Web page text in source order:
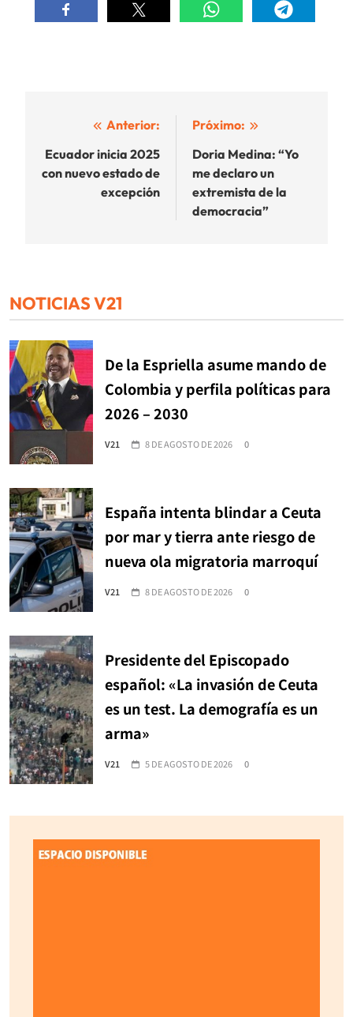
Navegación
de
entradas
Anterior:
Ecuador inicia 2025
con nuevo estado de
excepción
Próximo:
Doria Medina: “Yo
me declaro un
extremista de la
democracia”
NOTICIAS V21
De la Espriella asume mando de
Colombia y perfila políticas para
2026 – 2030
V21 8 DE AGOSTO DE 2026 0
España intenta blindar a Ceuta
por mar y tierra ante riesgo de
nueva ola migratoria marroquí
V21 8 DE AGOSTO DE 2026 0
Presidente del Episcopado
español: «La invasión de Ceuta
es un test. La demografía es un
arma»
V21 5 DE AGOSTO DE 2026 0